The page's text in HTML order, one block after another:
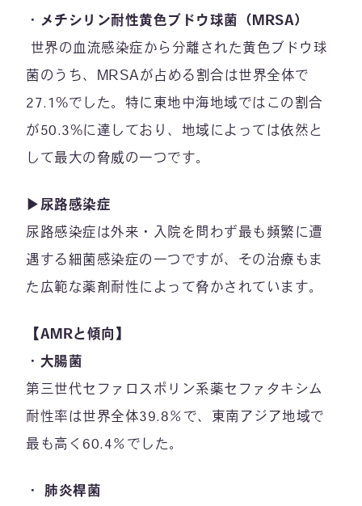
・
メチシリン耐性黄色ブドウ球菌（MRSA）
世界の血流感染症から分離された黄色ブドウ球
菌のうち、MRSAが占める割合は世界全体で
27.1%でした。特に東地中海地域ではこの割合
が50.3%に達しており、地域によっては依然と
して最大の脅威の一つです。
▶︎尿路感染症
尿路感染症は外来・入院を問わず最も頻繁に遭
遇する細菌感染症の一つですが、その治療もま
た広範な薬剤耐性によって脅かされています。
【AMRと傾向】
・ 大腸菌
第三世代セファロスポリン系薬セファタキシム
耐性率は世界全体39.8％で、東南アジア地域で
最も高く60.4％でした。
・ 肺炎桿菌